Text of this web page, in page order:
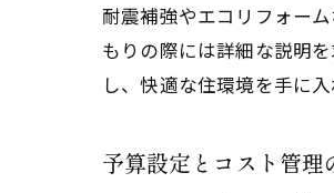
耐震補強やエコリフォー
もりの際には詳細な説明
し、快適な住環境を手に
予算設定とコスト管理